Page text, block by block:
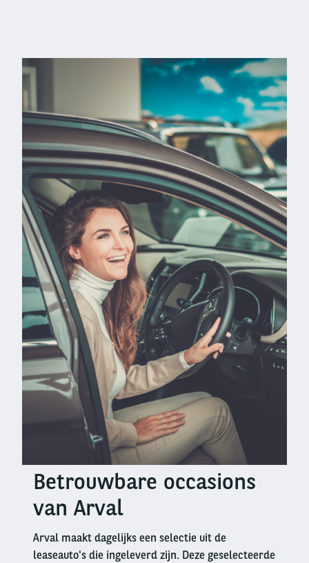
Left
Right
columnBetrouwbare occasions
van Arval
Arval maakt dagelijks een selectie uit de
leaseauto's die ingeleverd zijn. Deze geselecteerde